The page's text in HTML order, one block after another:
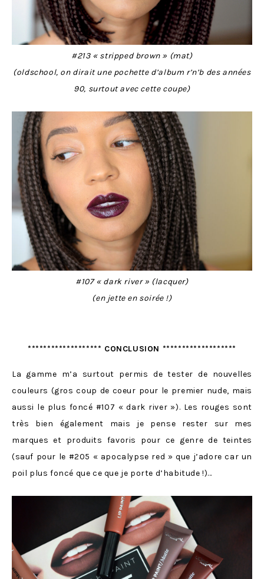
#213 « stripped brown » (mat)
(oldschool, on dirait une pochette d’album r’n’b des années
90, surtout avec cette coupe)
#107 « dark river » (lacquer)
(en jette en soirée !)
******************* CONCLUSION *******************
La gamme m’a surtout permis de tester de nouvelles
couleurs (gros coup de coeur pour le premier nude, mais
aussi le plus foncé #107 « dark river »). Les rouges sont
très bien également mais je pense rester sur mes
marques et produits favoris pour ce genre de teintes
(sauf pour le #205 « apocalypse red » que j’adore car un
poil plus foncé que ce que je porte d’habitude !)…